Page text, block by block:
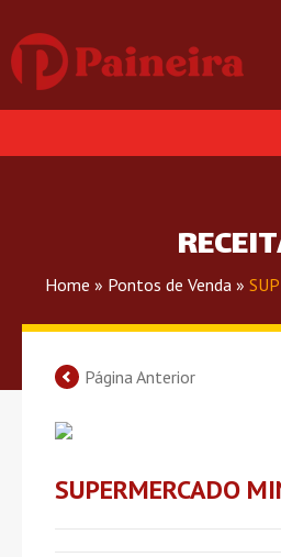
Home » Pontos de Venda »
Página Anterior
SUPERMERCADO